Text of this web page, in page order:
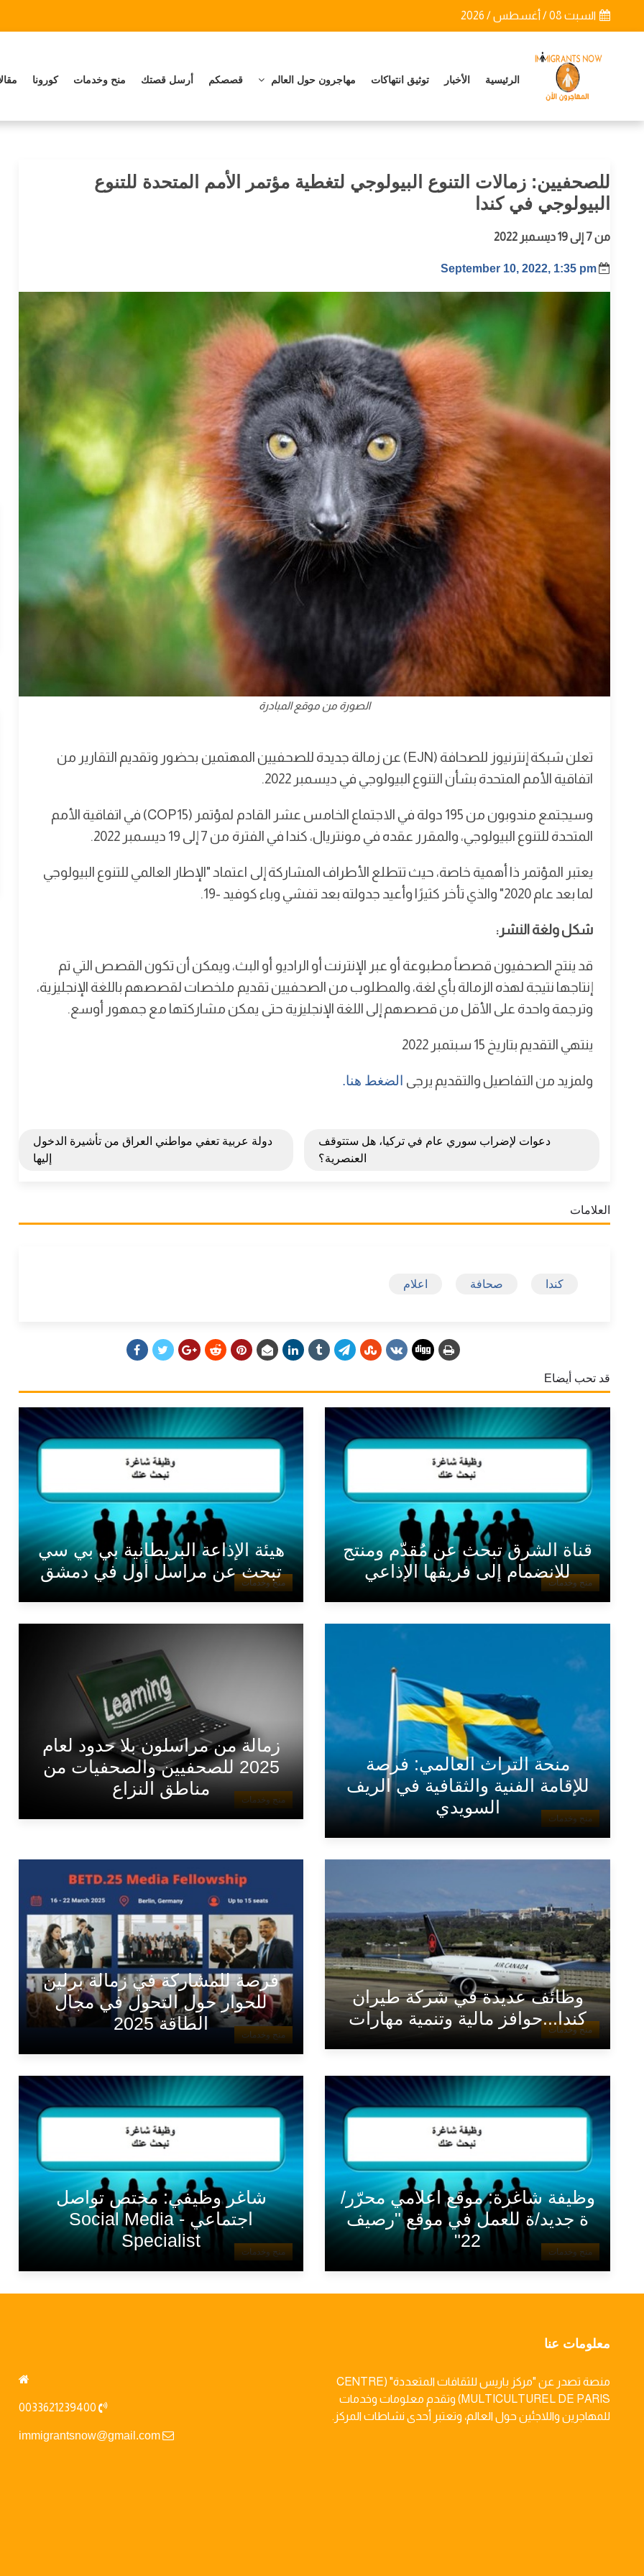
السبت 08 / أغسطس / 2026
الرئيسية الأخبار توثيق انتهاكات مهاجرون حول العالم قصصكم أرسل قصتك منح وخدمات كورونا
للصحفيين: زمالات التنوع البيولوجي لتغطية مؤتمر الأمم المتحدة للتنوع
البيولوجي في كندا
من 7 إلى 19 ديسمبر 2022
September 10, 2022, 1:35 pm
الصورة من موقع المبادرة
تعلن شبكة إنترنيوز للصحافة (EJN) عن زمالة جديدة للصحفيين المهتمين بحضور وتقديم التقارير من
اتفاقية الأمم المتحدة بشأن التنوع البيولوجي في ديسمبر 2022.
وسيجتمع مندوبون من 195 دولة في الاجتماع الخامس عشر القادم لمؤتمر (COP15) في اتفاقية الأمم
المتحدة للتنوع البيولوجي، والمقرر عقده في مونتريال، كندا في الفترة من 7 إلى 19 ديسمبر 2022.
يعتبر المؤتمر ذا أهمية خاصة، حيث تتطلع الأطراف المشاركة إلى اعتماد "الإطار العالمي للتنوع البيولوجي
لما بعد عام 2020" والذي تأخر كثيرًا وأعيد جدولته بعد تفشي وباء كوفيد -19.
شكل ولغة النشر:
قد ينتج الصحفيون قصصاً مطبوعة أو عبر الإنترنت أو الراديو أو البث، ويمكن أن تكون القصص التي تم
إنتاجها نتيجة لهذه الزمالة بأي لغة، والمطلوب من الصحفيين تقديم ملخصات لقصصهم باللغة الإنجليزية،
وترجمة واحدة على الأقل من قصصهم إلى اللغة الإنجليزية حتى يمكن مشاركتها مع جمهور أوسع.
ينتهي التقديم بتاريخ 15 سبتمبر 2022
ولمزيد من التفاصيل والتقديم يرجى الضغط هنا.
دعوات لإضراب سوري عام في تركيا، هل ستتوقف
العنصرية؟
دولة عربية تعفي مواطني العراق من تأشيرة الدخول
إليها
العلامات
كندا صحافة اعلام
قد تحب أيضاE
منح وخدمات
قناة الشرق تبحث عن مُقدّم ومنتج
للانضمام إلى فريقها الإذاعي
منح وخدمات
هيئة الإذاعة البريطانية بي بي سي
تبحث عن مراسل أول في دمشق
منح وخدمات
منحة التراث العالمي: فرصة
للإقامة الفنية والثقافية في الريف
السويدي
منح وخدمات
زمالة من مراسلون بلا حدود لعام
2025 للصحفيين والصحفيات من
مناطق النزاع
منح وخدمات
وظائف عديدة في شركة طيران
كندا...حوافز مالية وتنمية مهارات
منح وخدمات
فرصة للمشاركة في زمالة برلين
للحوار حول التحول في مجال
الطاقة 2025
منح وخدمات
وظيفة شاغرة: موقع اعلامي محرّر/
ة جديد/ة للعمل في موقع "رصيف
22"
منح وخدمات
شاغر وظيفي: مختص تواصل
اجتماعي - Social Media
Specialist
معلومات عنا
منصة تصدر عن "مركز باريس للثقافات المتعددة" (CENTRE
MULTICULTUREL DE PARIS) وتقدم معلومات وخدمات
للمهاجرين واللاجئين حول العالم، وتعتبر أحدى نشاطات المركز.
immigrantsnow@gmail.com